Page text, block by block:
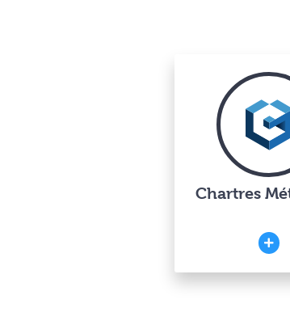
Chartres